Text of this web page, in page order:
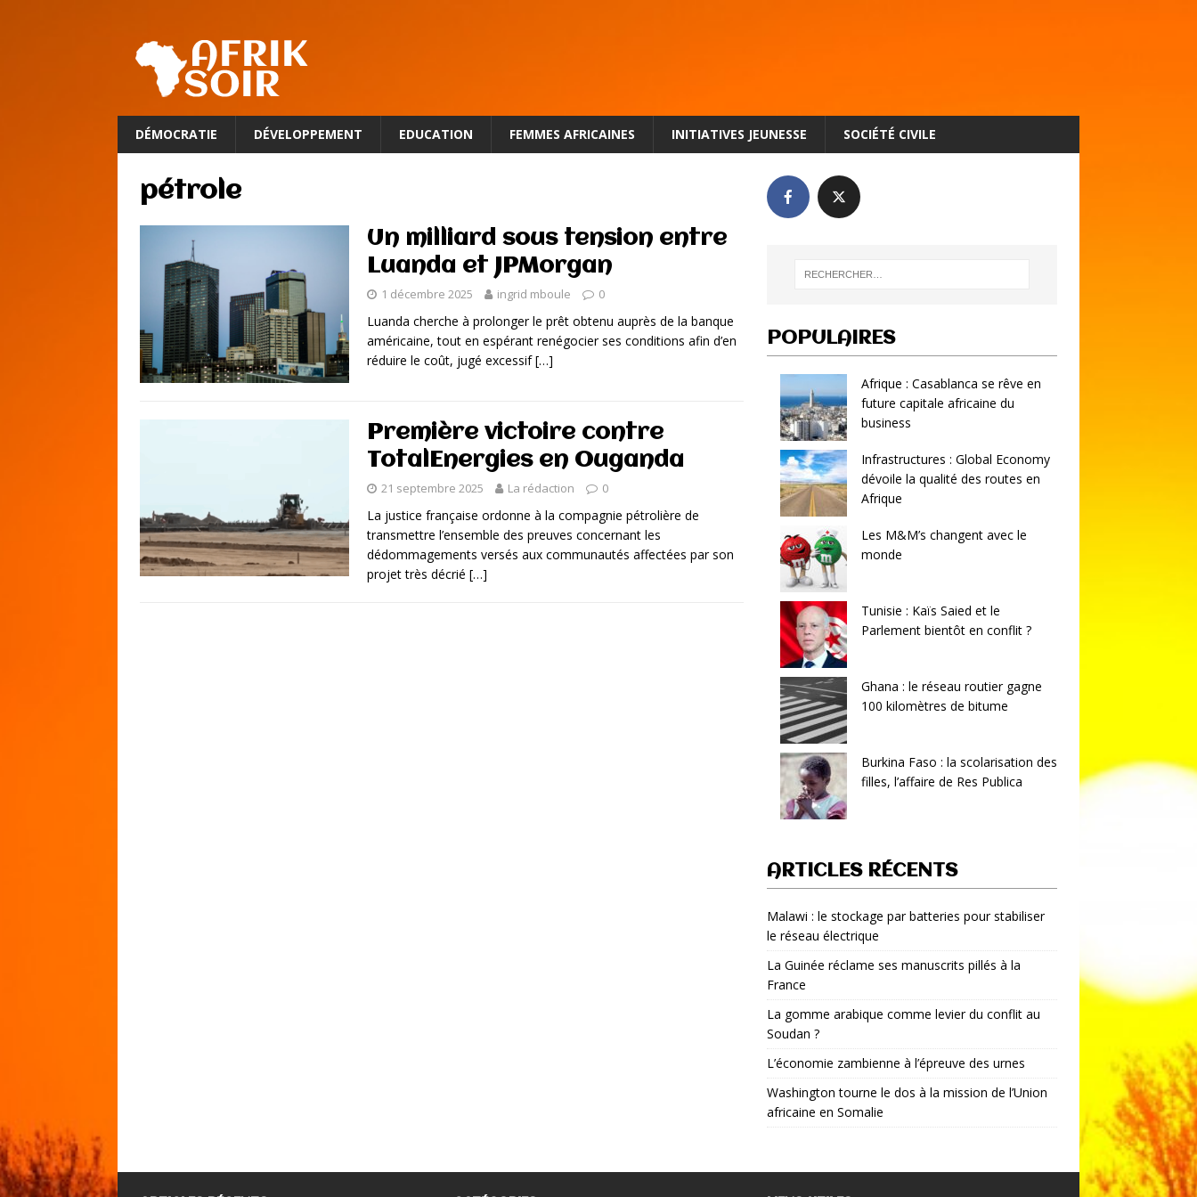
DÉMOCRATIE DÉVELOPPEMENT EDUCATION FEMMES AFRICAINES INITIATIVES JEUNESSE SOCIÉTÉ CIVILE
pétrole
Un milliard sous tension entre
Luanda et JPMorgan
1 décembre 2025 ingrid mboule 0
Luanda cherche à prolonger le prêt obtenu auprès de la banque
américaine, tout en espérant renégocier ses conditions afin d’en
réduire le coût, jugé excessif[…]
Première victoire contre
TotalEnergies en Ouganda
21 septembre 2025 La rédaction 0
La justice française ordonne à la compagnie pétrolière de
transmettre l’ensemble des preuves concernant les
dédommagements versés aux communautés affectées par son
projet très décrié […]
POPULAIRES
Afrique : Casablanca se rêve en
future capitale africaine du
business
Infrastructures : Global Economy
dévoile la qualité des routes en
Afrique
Les M&M’s changent avec le
monde
Tunisie : Kaïs Saied et le
Parlement bientôt en conflit ?
Ghana : le réseau routier gagne
100 kilomètres de bitume
Burkina Faso : la scolarisation des
filles, l’affaire de Res Publica
ARTICLES RÉCENTS
Malawi : le stockage par batteries pour stabiliser
le réseau électrique
La Guinée réclame ses manuscrits pillés à la
France
La gomme arabique comme levier du conflit au
Soudan ?
L’économie zambienne à l’épreuve des urnes
Washington tourne le dos à la mission de l’Union
africaine en Somalie